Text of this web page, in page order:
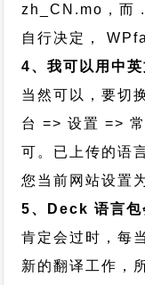
zh_CN.mo，而
自行决定，
4、我可以用中英
当然可以，要切
台 => 设置 =>
可。已上传的语
您当前网站设置
5、Deck 语言包
肯定会过时，每
新的翻译工作，